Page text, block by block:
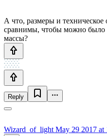
А что, размеры и
сравнимы, чтобы можно было
массы?
Reply
Wizard_of_light May 29 2017 at